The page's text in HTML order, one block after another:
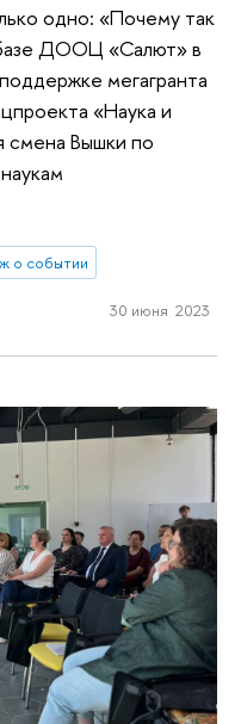
одно: «Почему так
ДООЦ «Салют» в
мегагранта
«Наука и
смена Вышки по
о событии
30 июня 2023